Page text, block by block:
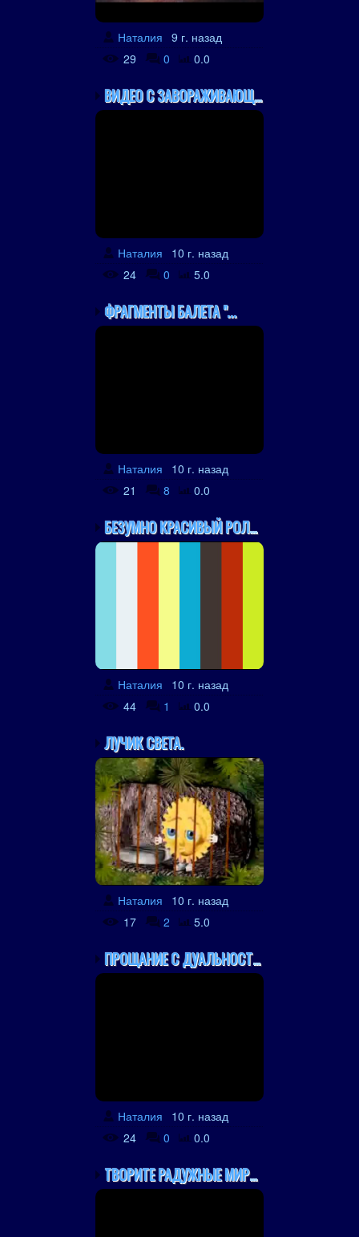
Наталия 9 г. назад
29
0 0.0
ВИДЕО С ЗАВОРАЖИВАЮЩИМ ...
Наталия
10 г. назад
24
0 5.0
ФРАГМЕНТЫ БАЛЕТА "...
Наталия
10 г. назад
21
8 0.0
БЕЗУМНО КРАСИВЫЙ РОЛИК ...
Наталия
10 г. назад
44
1 0.0
ЛУЧИК СВЕТА.
Наталия
10 г. назад
17
2 5.0
ПРОЩАНИЕ С ДУАЛЬНОСТЬЮ.
Наталия
10 г. назад
24
0 0.0
ТВОРИТЕ РАДУЖНЫЕ МИРЫ.....